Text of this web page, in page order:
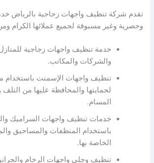
تقدم شركة تنظيف واجهات زجاجية بالرياض
وحصرية وغير مسبوقة لجميع عملائها الكرام
خدمة تنظيف واجهات زجاجية
والشركات والمكاتب.
تنظيف واجهات الإسمنت
لحمايتها والمحافظة عليها من
المسام.
خدمات تنظيف واجهات السراميك
باستخدام المنظفات والمساحيق
الخاصة بها.
تنظيف وجلي واجهات الرخام